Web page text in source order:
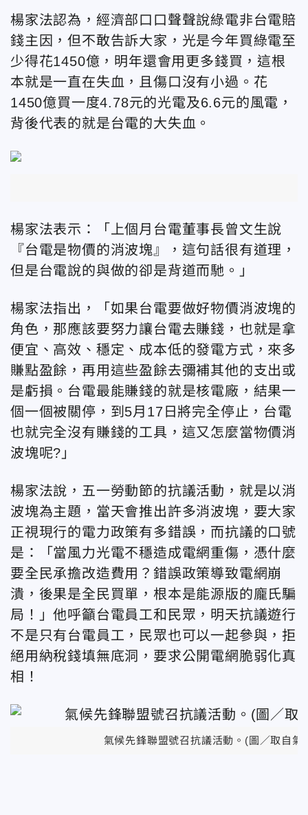
楊家法認為，經濟部口口聲聲說綠電非台電賠
錢主因，但不敢告訴大家，光是今年買綠電至
少得花1450億，明年還會用更多錢買，這根
本就是一直在失血，且傷口沒有小過。花
1450億買一度4.78元的光電及6.6元的風電，
背後代表的就是台電的大失血。
楊家法表示：「上個月台電董事長曾文生說
『台電是物價的消波塊』，這句話很有道理，
但是台電說的與做的卻是背道而馳。」
楊家法指出，「如果台電要做好物價消波塊的
角色，那應該要努力讓台電去賺錢，也就是拿
便宜、高效、穩定、成本低的發電方式，來多
賺點盈餘，再用這些盈餘去彌補其他的支出或
是虧損。台電最能賺錢的就是核電廠，結果一
個一個被關停，到5月17日將完全停止，台電
也就完全沒有賺錢的工具，這又怎麼當物價消
波塊呢?」
楊家法說，五一勞動節的抗議活動，就是以消
波塊為主題，當天會推出許多消波塊，要大家
正視現行的電力政策有多錯誤，而抗議的口號
是：「當風力光電不穩造成電網重傷，憑什麼
要全民承擔改造費用？錯誤政策導致電網崩
潰，後果是全民買單，根本是能源版的龐氏騙
局！」他呼籲台電員工和民眾，明天抗議遊行
不是只有台電員工，民眾也可以一起參與，拒
絕用納稅錢填無底洞，要求公開電網脆弱化真
相！
氣候先鋒聯盟號召抗議活動。(圖／取自氣